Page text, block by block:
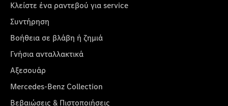
Κλείστε ένα ραντεβού για service
Συντήρηση
Βοήθεια σε βλάβη ή ζημιά
Γνήσια ανταλλακτικά
Αξεσουάρ
Mercedes-Benz Collection
Βεβαιώσεις & Πιστοποιήσεις